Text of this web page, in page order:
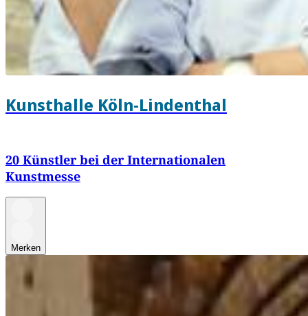
Kunsthalle Köln-Lindenthal
20 Künstler bei der Internationalen
Kunstmesse
Merken